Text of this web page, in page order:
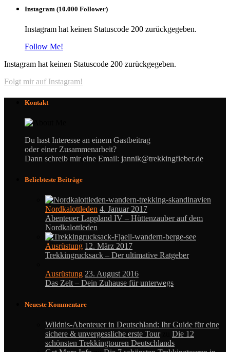
Instagram (10.000 Follower)
Instagram hat keinen Statuscode 200 zurückgegeben.
Follow Me!
Instagram hat keinen Statuscode 200 zurückgegeben.
Folgt mir auf Instagram!
Kontakt
Du hast Interesse an einem Gastbeitrag
oder einer Zusammenarbeit?
Dann schreib mir eine Email: jannik@trekkingfieber.de
Beliebteste Beiträge
Nordkalottleden 4. Januar 2017
Abenteuer Lappland IV – Hüttenzauber auf dem
Nordkalottleden
Ausrüstung 12. März 2017
Trekkingrucksack – Der ultimative Ratgeber
Ausrüstung 23. August 2016
Das Zelt – Dein Zuhause für unterwegs
Neueste Kommentare
Wildnis-Abenteuer in Deutschland: Ihr Guide für eine
sichere & unvergessliche erste Tourzu Die 12
schönsten Trekkingtouren Deutschlands